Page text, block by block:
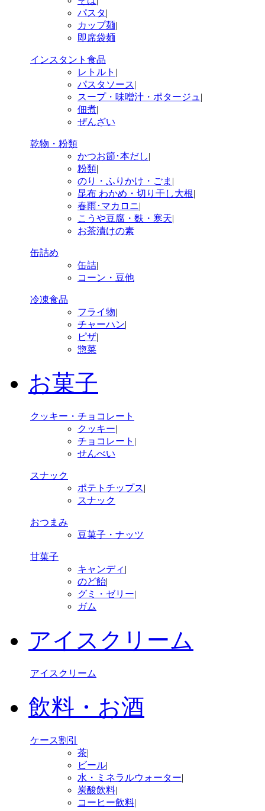
パスタ|
カップ麺|
即席袋麺
インスタント食品
レトルト |
パスタソース|
スープ・味噌汁・ポタージュ |
佃煮|
ぜんざい
乾物・粉類
かつお節･本だし|
粉類|
のり・ふりかけ・ごま |
昆布 わかめ・切り干し大根|
春雨･マカロニ|
こうや豆腐・麩・寒天|
お茶漬けの素
缶詰め
缶詰|
コーン・豆他
冷凍食品
フライ物|
チャーハン|
ピザ|
惣菜
お菓子
クッキー・チョコレート
クッキー|
チョコレート |
せんべい
スナック
ポテトチップス|
スナック
おつまみ
豆菓子・ナッツ
甘菓子
キャンディ |
のど飴|
グミ・ゼリー|
ガム
アイスクリーム
アイスクリーム
飲料・お酒
ケース割引
茶|
ビール|
水・ミネラルウォーター|
炭酸飲料|
コーヒー飲料|